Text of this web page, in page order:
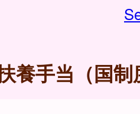
養手当（国制